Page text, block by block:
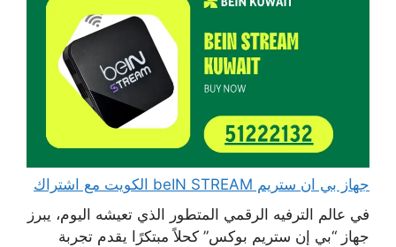
جهاز بي ان ستريم beIN STREAM الكويت مع اشتراك
في عالم الترفيه الرقمي المتطور الذي تعيشه اليوم، يبرز
جهاز “بي إن ستريم بوكس” كحلاً مبتكرًا يقدم تجربة